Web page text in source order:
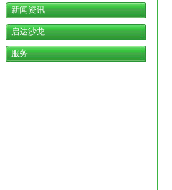
新闻资讯
启达沙龙
服务